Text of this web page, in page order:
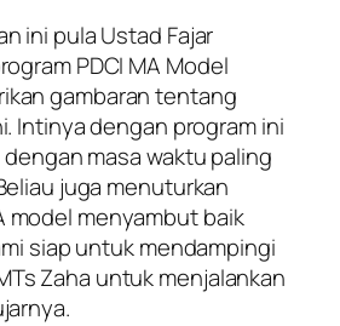
ini pula Ustad Fajar
PDCI MA Model
gambaran tentang
Intinya dengan program ini
masa waktu paling
juga menuturkan
model menyambut baik
siap untuk mendampingi
Zaha untuk menjalankan